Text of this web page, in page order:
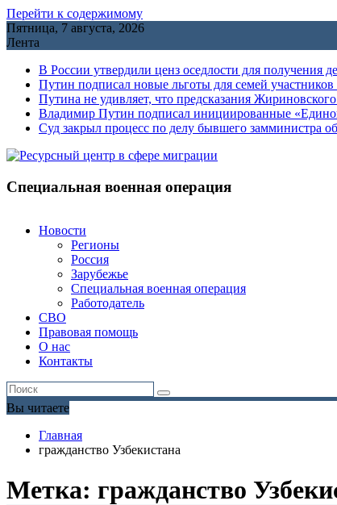
Перейти к содержимому
Пятница, 7 августа, 2026
Лента
В России утвердили ценз оседлости для получения
Путин подписал новые льготы для семей
Путина не удивляет, что предсказания
Владимир Путин подписал инициированные
Cуд закрыл процесс по делу бывшего замминистра
Специальная военная операция
Новости
Регионы
Россия
Зарубежье
Специальная военная операция
Работодатель
СВО
Правовая помощь
О нас
Контакты
Вы читаете
Главная
гражданство Узбекистана
Метка: гражданство